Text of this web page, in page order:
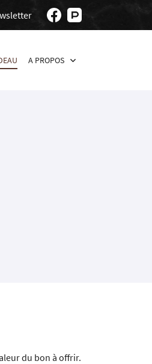
A PROPOS
du bon à offrir.